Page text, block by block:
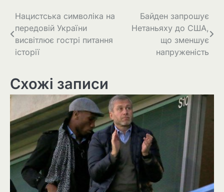
Навігація
записів
Нацистська символіка на
передовій України
висвітлює гострі питання
історії
Байден запрошує
Нетаньяху до США,
що зменшує
напруженість
Схожі записи